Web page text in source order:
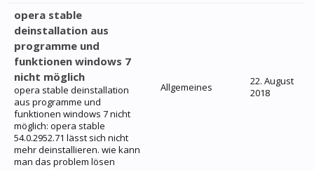
opera stable
deinstallation aus
programme und
funktionen windows 7
nicht möglich
opera stable deinstallation
aus programme und
funktionen windows 7 nicht
möglich: opera stable
54.0.2952.71 lässt sich nicht
mehr deinstallieren. wie kann
man das problem lösen
Allgemeines
22. August
2018